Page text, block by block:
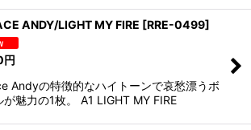
ANDY/LIGHT MY FIRE [RRE-0499]
円
Andyの特徴的なハイトーンで哀愁漂うボ
が魅力の1枚。 A1 LIGHT MY FIRE